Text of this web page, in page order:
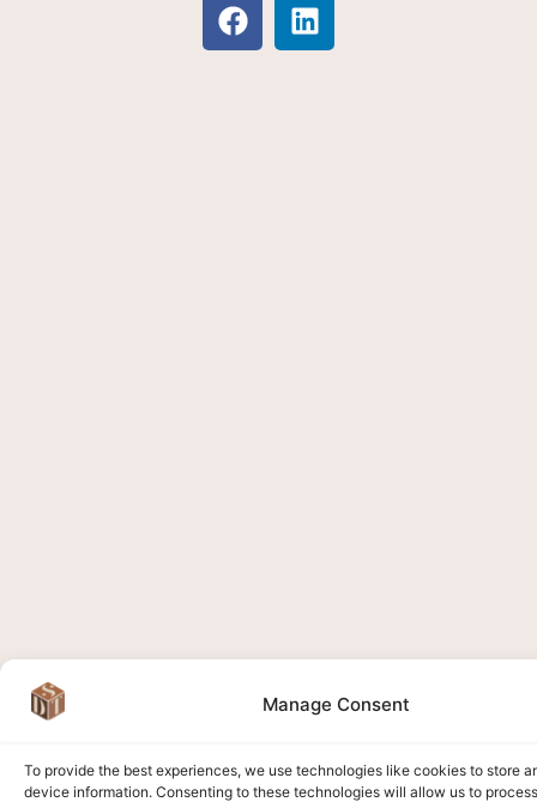
Manage Consent
To provide the best experiences, we use technologies like cookies to store
device information. Consenting to these technologies will allow us to